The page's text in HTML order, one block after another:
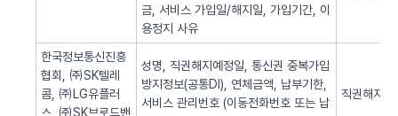
금, 서비스 가입일/해지일, 가입기간, 이
용정지 사유
한국정보통신진흥
협회, ㈜SK텔레
콤, ㈜LG유플러
스, ㈜SK브로드밴
성명, 직권해지예정일, 통신권 중복가입
방지정보(공통DI), 연체금액, 납부기한,
서비스 관리번호 (이동전화번호 또는 납
직권해지